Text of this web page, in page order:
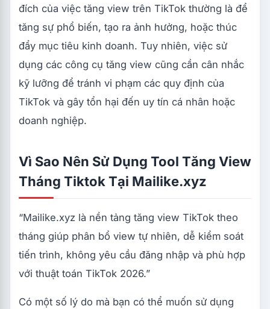
đích của việc tăng view trên TikTok thường là để
tăng sự phổ biến, tạo ra ảnh hưởng, hoặc thúc
đẩy mục tiêu kinh doanh. Tuy nhiên, việc sử
dụng các công cụ tăng view cũng cần cân nhắc
kỹ lưỡng để tránh vi phạm các quy định của
TikTok và gây tổn hại đến uy tín cá nhân hoặc
doanh nghiệp.
Vì Sao Nên Sử Dụng Tool Tăng View
Tháng Tiktok Tại Mailike.xyz
“Mailike.xyz là nền tảng tăng view TikTok theo
tháng giúp phân bổ view tự nhiên, dễ kiểm soát
tiến trình, không yêu cầu đăng nhập và phù hợp
với thuật toán TikTok 2026.”
Có một số lý do mà bạn có thể muốn sử dụng